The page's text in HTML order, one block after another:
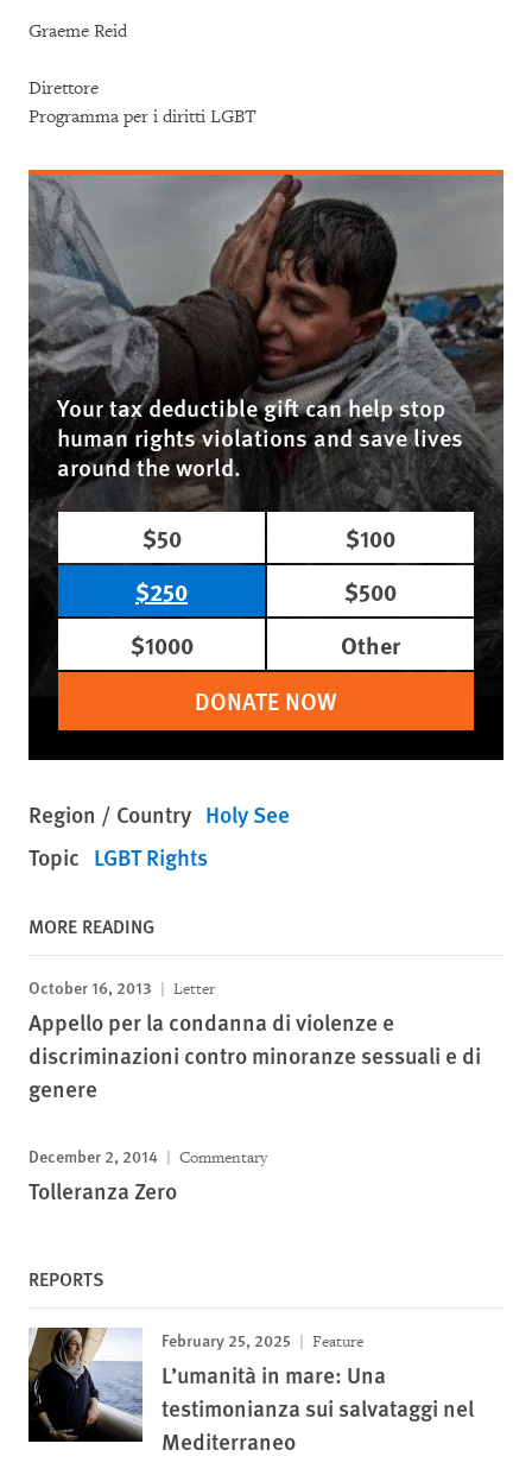
Graeme Reid
Direttore
Programma per i diritti LGBT
Your tax deductible gift can help stop
human rights violations and save lives
around the world.
$50
$100
$250
$500
$1000
Other
DONATE NOW
Region / Country Holy See
Topic LGBT Rights
MORE READING
October 16, 2013 Letter
Appello per la condanna di violenze e
discriminazioni contro minoranze sessuali e di
genere
December 2, 2014 Commentary
Tolleranza Zero
REPORTS
February 25, 2025 Feature
L’umanità in mare: Una
testimonianza sui salvataggi nel
Mediterraneo